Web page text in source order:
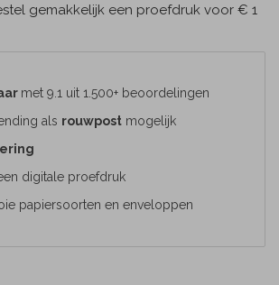
gemakkelijk een proefdruk voor € 1
met 9.1 uit 1.500+ beoordelingen
als rouwpost mogelijk
digitale proefdruk
papiersoorten en enveloppen